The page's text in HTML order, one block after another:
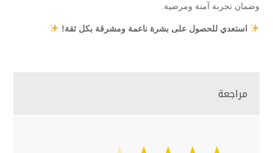
وضمان تجربة آمنة ومرضية.
استعدي للحصول على بشرة ناعمة ومشرقة بكل ثقة!
مراجعة